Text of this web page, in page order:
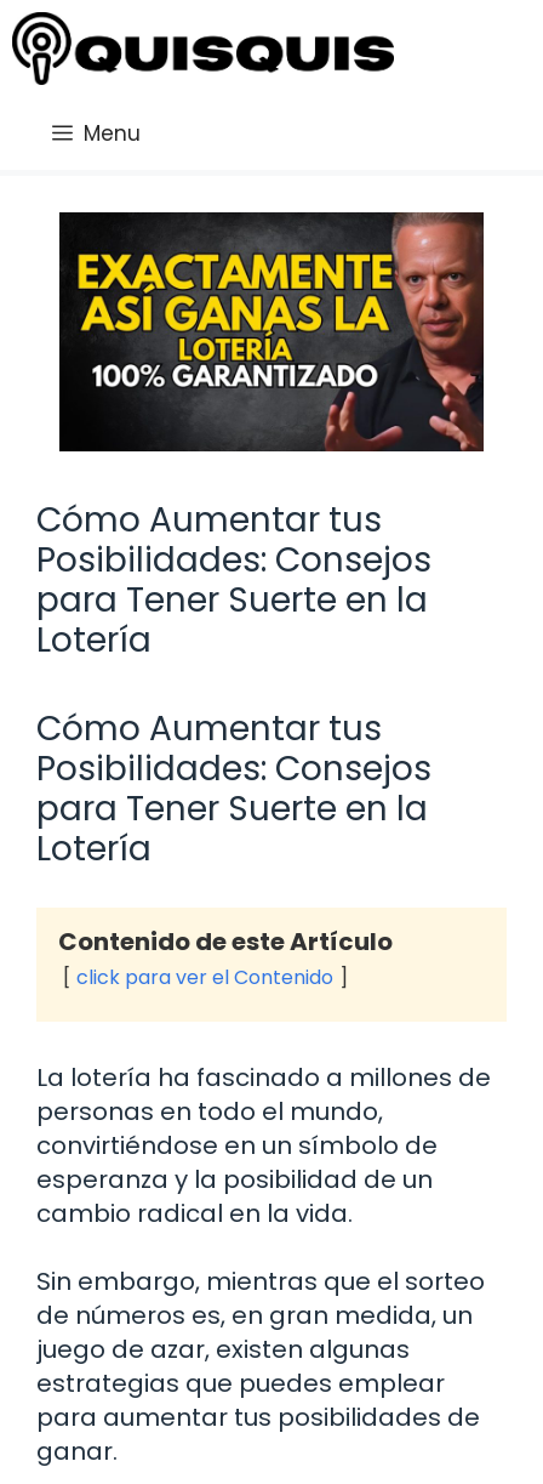
Saltar
al
contenido
Menu
Cómo Aumentar tus
Posibilidades: Consejos
para Tener Suerte en la
Lotería
Cómo Aumentar tus
Posibilidades: Consejos
para Tener Suerte en la
Lotería
Contenido de este Artículo
click para ver el Contenido
La lotería ha fascinado a millones de
personas en todo el mundo,
convirtiéndose en un símbolo de
esperanza y la posibilidad de un
cambio radical en la vida.
Sin embargo, mientras que el sorteo
de números es, en gran medida, un
juego de azar, existen algunas
estrategias que puedes emplear
para aumentar tus posibilidades de
ganar.